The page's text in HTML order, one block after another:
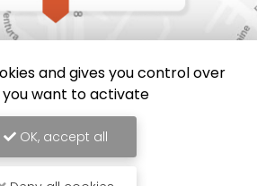
and gives you control over
want to activate
OK, accept all